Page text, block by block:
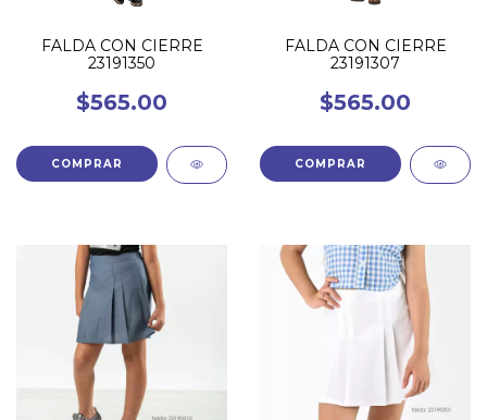
FALDA CON CIERRE
23191350
$565.00
COMPRAR
FALDA CON CIERRE
23191307
$565.00
COMPRAR